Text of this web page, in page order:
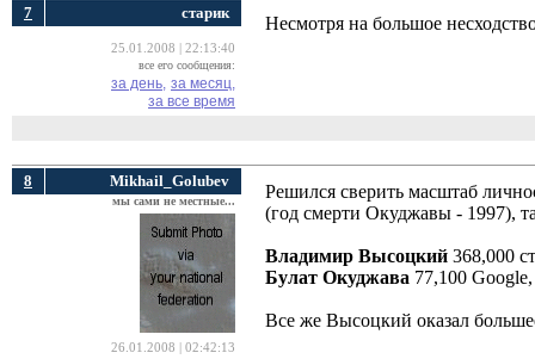
7 cтарик
25.01.2008 | 22:13:40
все его сообщения:
за день, за месяц,
за все время
Несмотря на большое
8 Mikhail_Golubev
мы сами не местные...
26.01.2008 | 02:42:13
Решился сверить масштаб
(год смерти Окуджавы - 1997),
Владимир Высоцкий 368,000
Булат Окуджава 77,100
Все же Высоцкий оказал